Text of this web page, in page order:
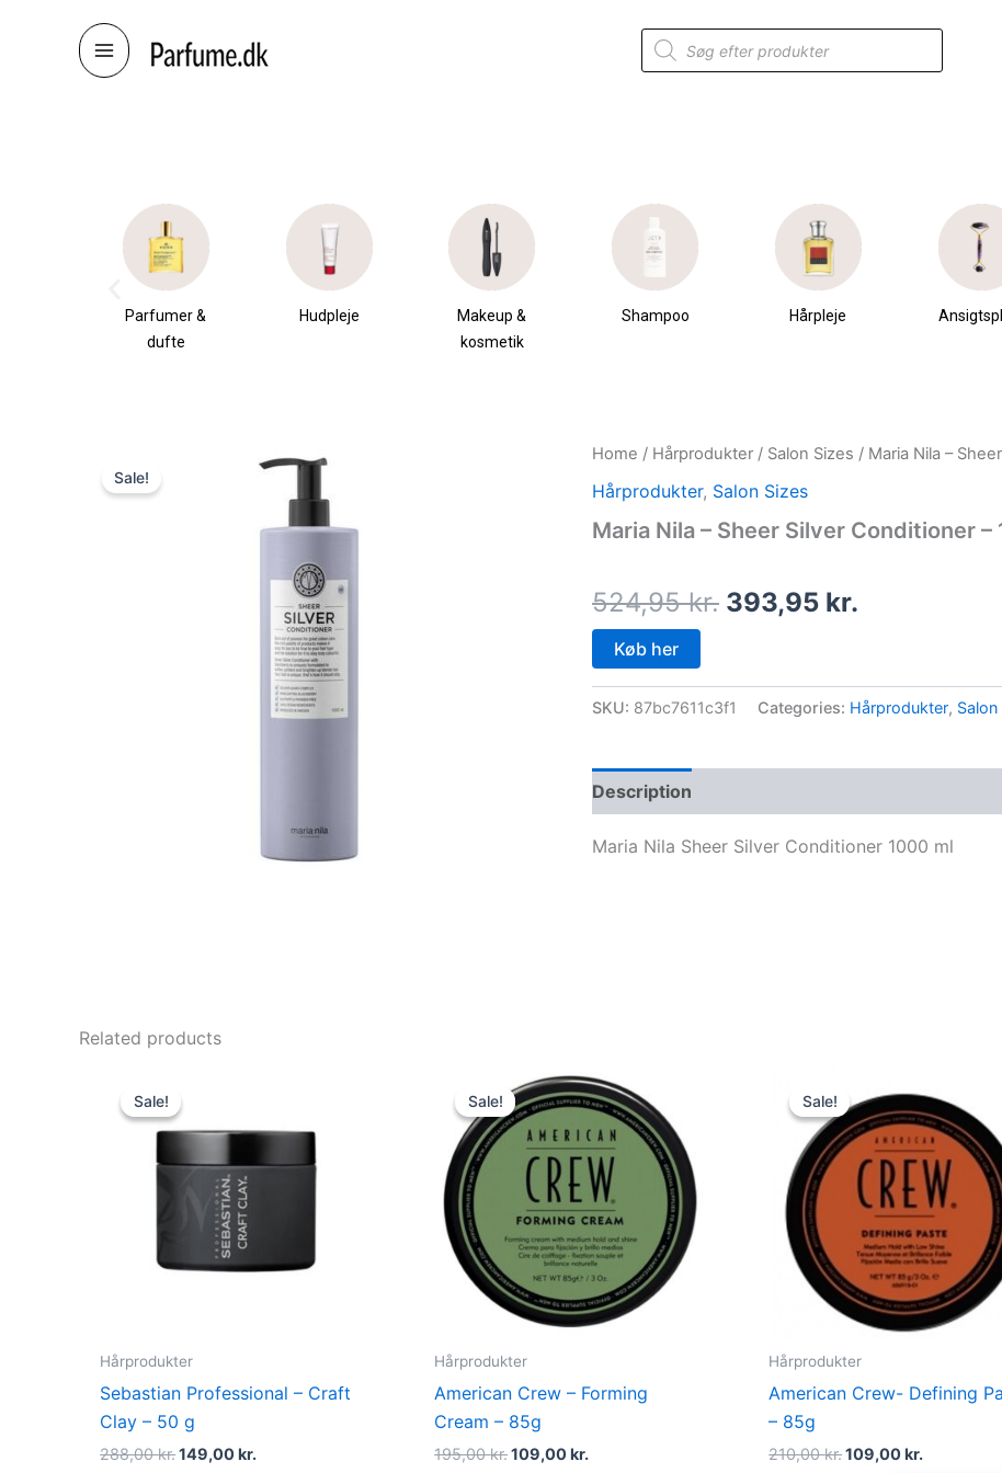
Products
search
Parfumer &
dufte
Hudpleje
Makeup &
kosmetik
Shampoo Hårpleje
Sale!
Home / Hårprodukter / Salon Sizes / Maria Nila –
Hårprodukter, Salon Sizes
Maria Nila – Sheer Silver Conditioner –
524,95kr.
Original
price
was:
524,95 kr..
393,95 kr.
Current
is:
Køb her
SKU: 87bc7611c3f1 Categories: Hårprodukter, Salon
Description
Maria Nila Sheer Silver Conditioner 1000 ml
Related products
Sale!
Sale!
Hårprodukter
Sebastian Professional – Craft
Clay – 50 g
288,00kr.
was:
288,00 kr..
149,00kr.
149,00 kr..
Sale!
Sale!
Hårprodukter
American Crew – Forming
Cream – 85g
195,00kr.
Original
price
was:
195,00 kr..
109,00kr.
Current
price
is:
109,00 kr..
Sale!
Sale!
Hårprodukter
American Crew- Defining
– 85g
210,00kr.
price
was:
210,00 kr..
109,00kr.
price
is:
109,00 kr..